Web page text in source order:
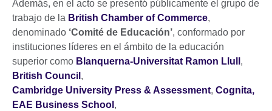
Además, en el acto se presentó públicamente el grupo de
trabajo de la British Chamber of Commerce,
denominado ‘Comité de Educación’, conformado por
instituciones líderes en el ámbito de la educación
superior como Blanquerna-Universitat Ramon Llull ,
British Council ,
Cambridge University Press & Assessment, Cognita,
EAE Business School ,